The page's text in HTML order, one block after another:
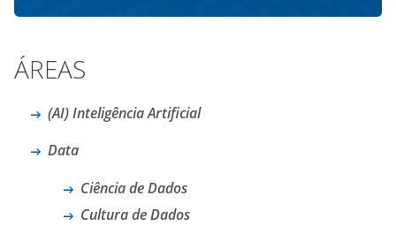
ÁREAS
(AI) Inteligência Artificial
Data
Ciência de Dados
Cultura de Dados